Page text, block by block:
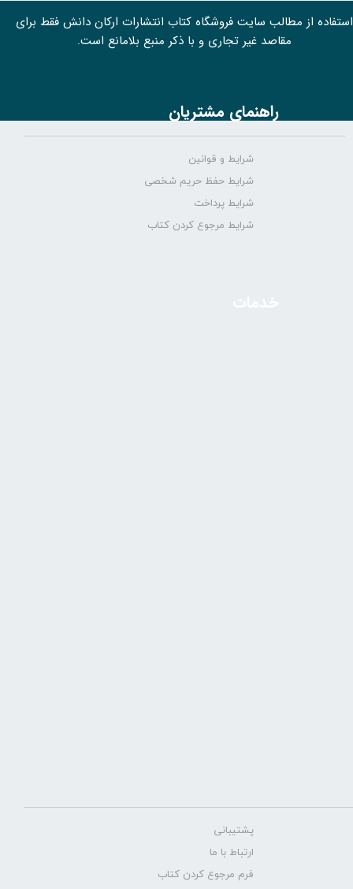
استفاده از مطالب سايت فروشگاه کتاب انتشارات ارکان دانش فقط برای
مقاصد غیر تجاری و با ذکر منبع بلامانع است.
راهنمای مشتریان
شرایط و قوانین
شرایط حفظ حریم شخصی
شرایط پرداخت
شرایط مرجوع کردن کتاب
پشتیبانی
ارتباط با ما
فرم مرجوع کردن کتاب